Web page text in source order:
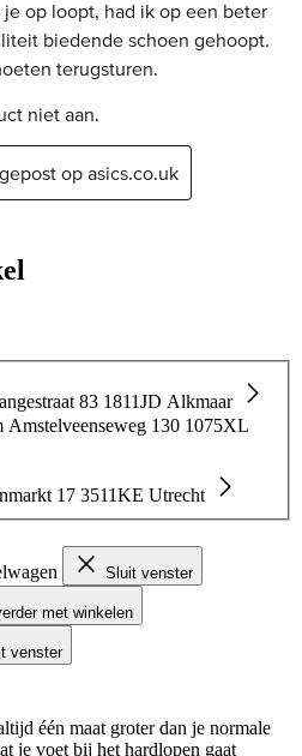
83 1811JD Alkmaar
Amstelveenseweg 130 1075XL
17 3511KE Utrecht
Sluit venster
met winkelen
venster
één maat groter dan je normale
je voet bij het hardlopen gaat